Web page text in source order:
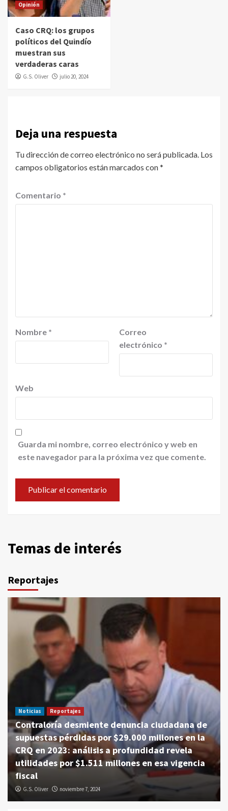
Opinión
Caso CRQ: los grupos
políticos del Quindío
muestran sus
verdaderas caras
G.S. Oliver julio 20, 2024
Deja una respuesta
Tu dirección de correo electrónico no será publicada. Los
campos obligatorios están marcados con*
Comentario *
Nombre *
Correo
electrónico *
Web
Guarda mi nombre, correo electrónico y web en
este navegador para la próxima vez que comente.
Temas de interés
Reportajes
Noticias Reportajes
Contraloría desmiente denuncia ciudadana de
supuestas pérdidas por $29.000 millones en la
CRQ en 2023: análisis a profundidad revela
utilidades por $1.511 millones en esa vigencia
fiscal
G.S. Oliver noviembre 7, 2024